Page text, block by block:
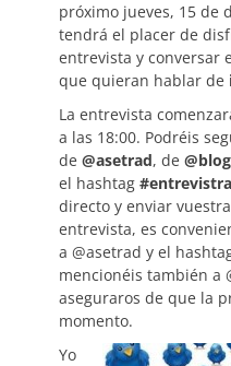
próximo jueves, 15 de
tendrá el placer de
entrevista y conversar
que quieran hablar de
La entrevista
a las 18:00. Podréis
de @asetrad, de
el hashtag
directo y enviar
entrevista, es
a @asetrad y el
mencionéis también a
aseguraros de que la
momento.
Yo